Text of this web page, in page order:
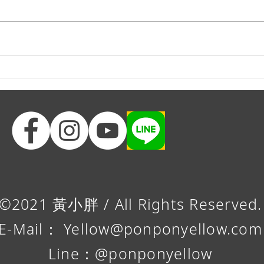
築夢者就是一直『快放棄了再
一起
©2021 黃小胖 / All Rights Reserved.
E-Mail：Yellow@ponponyellow.com
Line：@ponponyellow